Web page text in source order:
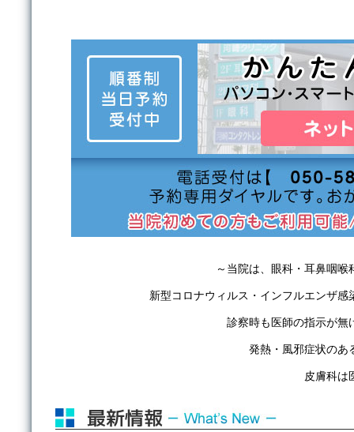
～当院は、眼科・耳鼻咽
新型コロナウィルス・インフルエンザ
診察時も医師の指示が無
発熱・風邪症状のあ
皮膚科は